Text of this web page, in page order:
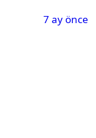
Tatil
7 ay önce